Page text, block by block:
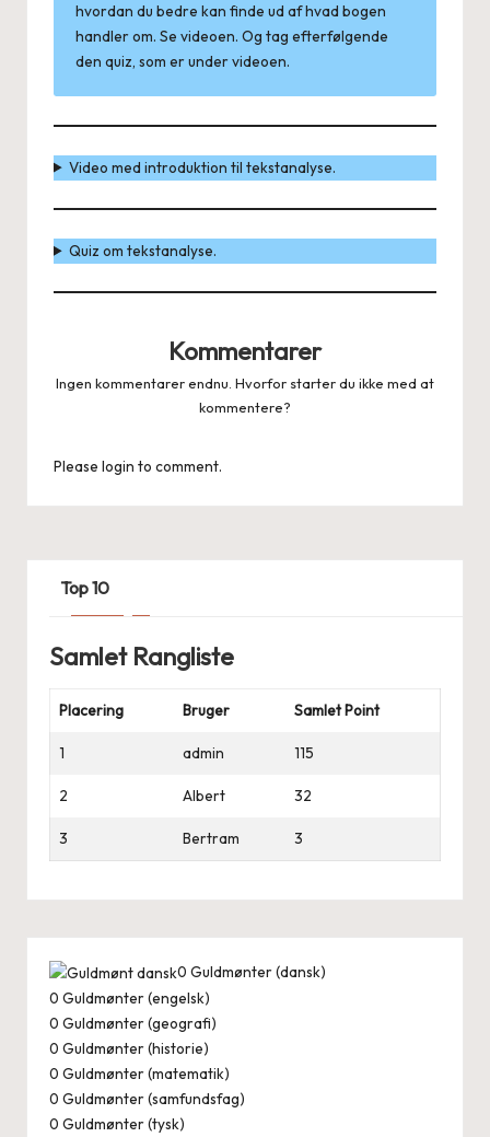
hvordan du bedre kan finde ud af hvad bogen
handler om. Se videoen. Og tag efterfølgende
den quiz, som er under videoen.
Video med introduktion til tekstanalyse.
Quiz om tekstanalyse.
Kommentarer
Ingen kommentarer endnu. Hvorfor starter du ikke med at
kommentere?
Please login to comment.
Top 10
Samlet Rangliste
Placering Bruger Samlet Point
1 admin 115
2 Albert 32
3 Bertram 3
0 Guldmønter (dansk)
0 Guldmønter (engelsk)
0 Guldmønter (geografi)
0 Guldmønter (historie)
0 Guldmønter (matematik)
0 Guldmønter (samfundsfag)
0 Guldmønter (tysk)